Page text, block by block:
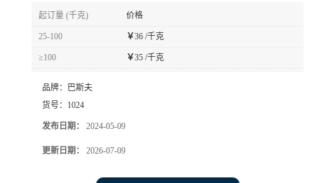
起订量 (千克) 价格
25-100 ￥36 /千克
≥100 ￥35 /千克
品牌：
巴斯夫
货号： 1024
发布日期： 2024-05-09
更新日期： 2026-07-09